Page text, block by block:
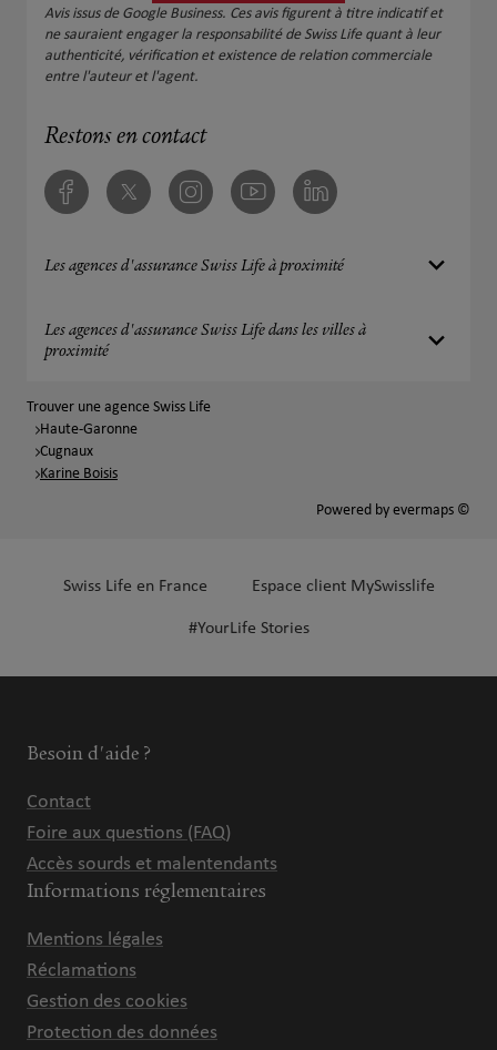
Avis issus de Google Business. Ces avis figurent à titre indicatif et
ne sauraient engager la responsabilité de Swiss Life quant à leur
authenticité, vérification et existence de relation commerciale
entre l'auteur et l'agent.
Restons en contact
FacebookTwitter InstagramYoutube Linkedin
Les agences d'assurance Swiss Life à proximité
Les agences d'assurance Swiss Life dans les villes à
proximité
Trouver une agence Swiss Life
Haute-Garonne
Cugnaux
Karine Boisis
Powered by evermaps ©
Swiss Life en France Espace client MySwisslife
#YourLife Stories
Besoin d'aide ?
Contact
Foire aux questions (FAQ)
Accès sourds et malentendants
Informations réglementaires
Mentions légales
Réclamations
Gestion des cookies
Protection des données